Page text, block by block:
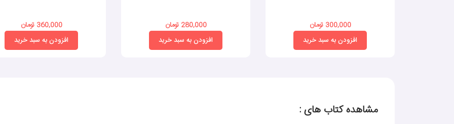
300,000 تومان
افزودن به سبد خرید
280,000 تومان
افزودن به سبد خرید
360,000 تومان
افزودن به سبد خرید
مشاهده کتاب های :